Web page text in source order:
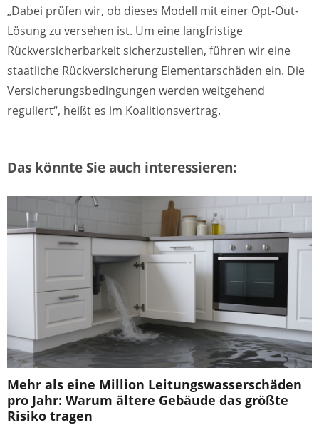
„Dabei prüfen wir, ob dieses Modell mit einer Opt-Out-
Lösung zu versehen ist. Um eine langfristige
Rückversicherbarkeit sicherzustellen, führen wir eine
staatliche Rückversicherung Elementarschäden ein. Die
Versicherungsbedingungen werden weitgehend
reguliert“, heißt es im Koalitionsvertrag.
Das könnte Sie auch interessieren:
Mehr als eine Million Leitungswasserschäden
pro Jahr: Warum ältere Gebäude das größte
Risiko tragen